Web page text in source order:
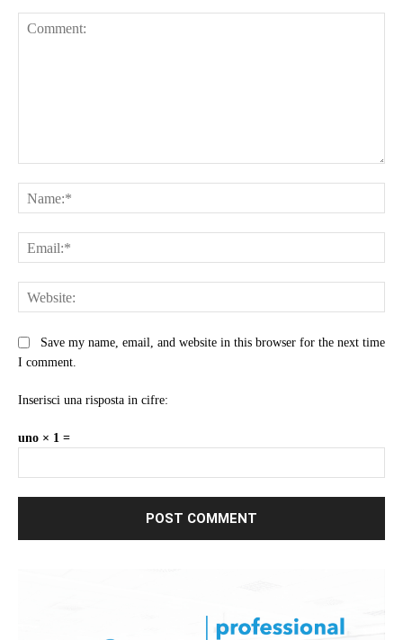
Save my name, email, and website in this browser for the next time
I comment.
Inserisci una risposta in cifre:
uno × 1 =